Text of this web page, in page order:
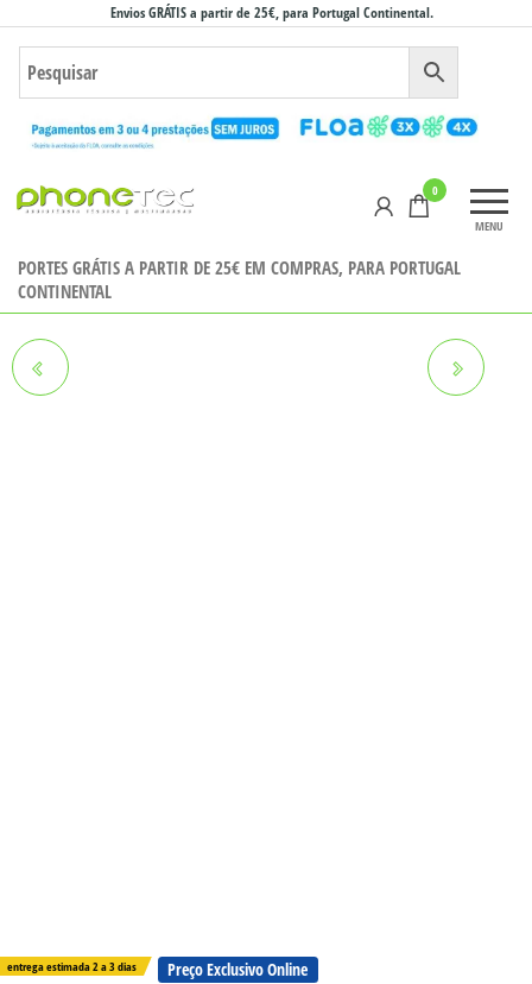
para
conteúdo
Envios GRÁTIS a partir de 25€, para Portugal Continental.
Online
MENU
0
PORTES GRÁTIS A PARTIR DE 25€ EM COMPRAS, PARA PORTUGAL
CONTINENTAL
entrega estimada 2 a 3 dias Preço Exclusivo Online